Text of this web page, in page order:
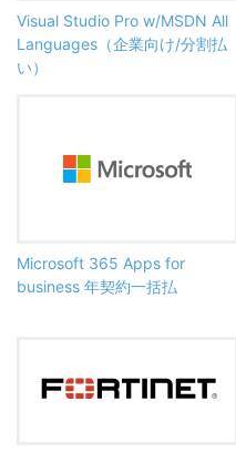
Visual Studio Pro w/MSDN All
Languages（企業向け/分割払
い）
Microsoft 365 Apps for
business 年契約一括払